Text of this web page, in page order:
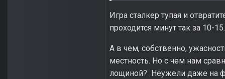
Игра сталкер тупая и
проходится минут так за 10-15.
А в чем, собственно,
местность. Но с чем нам
лощиной? Неужели даже на